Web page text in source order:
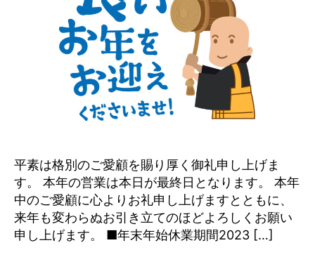
平素は格別のご愛顧を賜り厚く御礼申し上げま
す。 本年の営業は本日が最終日となります。 本年
中のご愛顧に心よりお礼申し上げますとともに、
来年も変わらぬお引き立てのほどよろしくお願い
申し上げます。 ■年末年始休業期間2023 […]